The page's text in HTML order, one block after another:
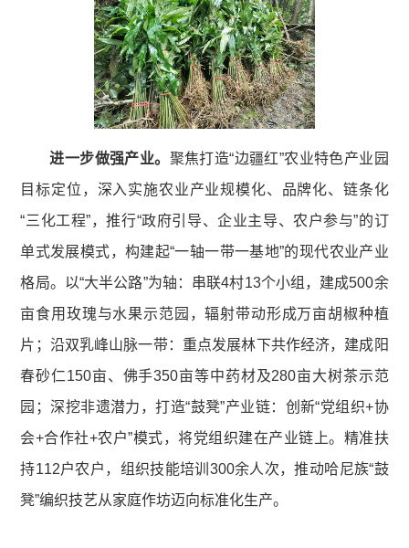
进一步做强产业。 聚焦打造“边疆红”农业特色产业园
目标定位，深入实施农业产业规模化、品牌化、链条化
“三化工程”，推行“政府引导、企业主导、农户参与”的订
单式发展模式，构建起“一轴一带一基地”的现代农业产业
格局。以“大半公路”为轴：串联4村13个小组，建成500余
亩食用玫瑰与水果示范园，辐射带动形成万亩胡椒种植
片；沿双乳峰山脉一带：重点发展林下共作经济，建成阳
春砂仁150亩、佛手350亩等中药材及280亩大树茶示范
园；深挖非遗潜力，打造“鼓凳”产业链：创新“党组织+协
会+合作社+农户”模式，将党组织建在产业链上。精准扶
持112户农户，组织技能培训300余人次，推动哈尼族“鼓
凳”编织技艺从家庭作坊迈向标准化生产。